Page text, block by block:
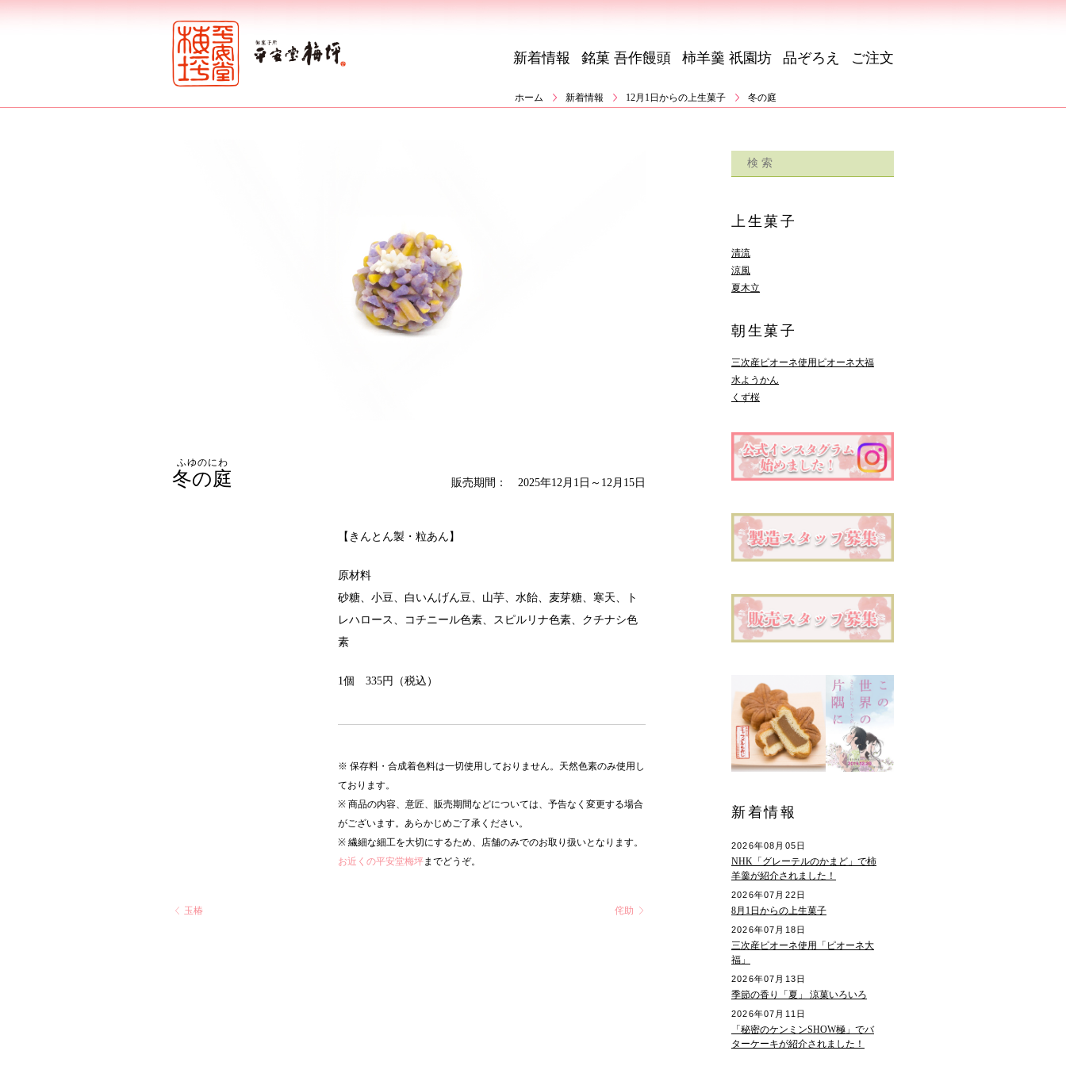
新着情報 銘菓 吾作饅頭 柿羊羹 祇園坊 品ぞろえ ご注文
ホーム 新着情報 12月1日からの上生菓子 冬の庭
冬の庭
ふゆのにわ
販売期間： 2025年12月1日～12月15日
【きんとん製・粒あん】
原材料
砂糖、小豆、白いんげん豆、山芋、水飴、麦芽糖、寒天、ト
レハロース、コチニール色素、スピルリナ色素、クチナシ色
素
1個 335円（税込）
※ 保存料・合成着色料は一切使用しておりません。天然色素のみ使用し
ております。
※ 商品の内容、意匠、販売期間などについては、予告なく変更する場合
がございます。あらかじめご了承ください。
※ 繊細な細工を大切にするため、店舗のみでのお取り扱いとなります。
お近くの平安堂梅坪までどうぞ。
玉椿 侘助
上生菓子
清流
涼風
夏木立
朝生菓子
三次産ピオーネ使用 ピオーネ大福
水ようかん
くず桜
新着情報
2026年08月05日
NHK「グレーテルのかまど」で柿
羊羹が紹介されました！
2026年07月22日
8月1日からの上生菓子
2026年07月18日
三次産ピオーネ使用「ピオーネ大
福」
2026年07月13日
季節の香り「夏」 涼菓いろいろ
2026年07月11日
「秘密のケンミンSHOW極」でバ
ターケーキが紹介されました！